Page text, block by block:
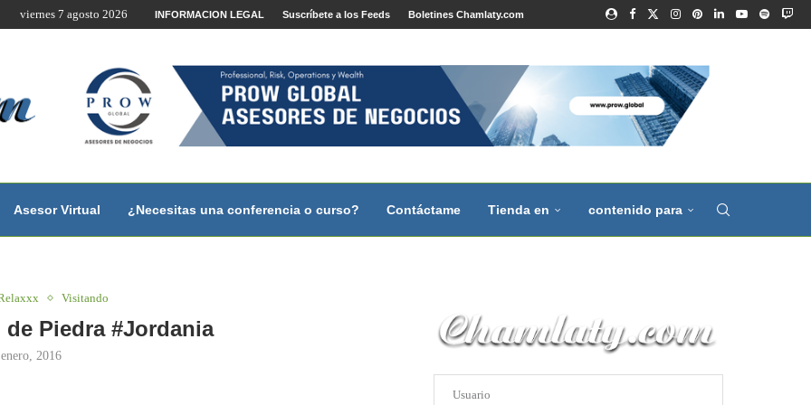
por Internet y Videoconferencia.
viernes 7 agosto 2026 INFORMACION LEGAL Suscríbete a los Feeds Boletines Chamlaty.com
Asesor Virtual ¿Necesitas una conferencia o curso? Contáctame Tienda en contenido para
Visitando
Piedra #Jordania
2016